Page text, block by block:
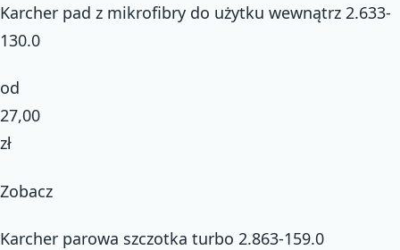
Karcher pad z mikrofibry do użytku wewnątrz 2.633-
130.0
od
27,00
zł
Zobacz
Karcher parowa szczotka turbo 2.863-159.0